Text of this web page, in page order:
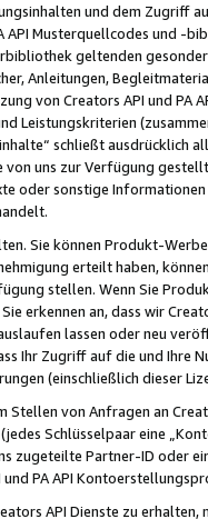
und dem Zugriff
API Musterquellcodes und
geltenden
Anleitungen,
von Creators API und PA
Leistungskriterien
schließt ausdrücklich
uns zur Verfügung
oder sonstige
Sie können Produkt-
erteilt haben,
stellen. Wenn Sie
erkennen an, dass wir
lassen oder neu
Ihr Zugriff auf die und Ihre
(einschließlich dieser
von Anfragen an
Schlüsselpaar eine
zugeteilte Partner-ID oder
PA API
API Dienste zu